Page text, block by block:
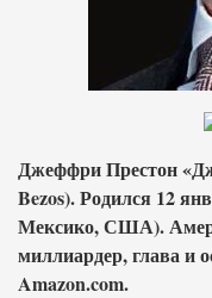
Джеффри Престон
Bezos). Родился 12
Мексико, США).
миллиардер, глава и
Amazon.com.